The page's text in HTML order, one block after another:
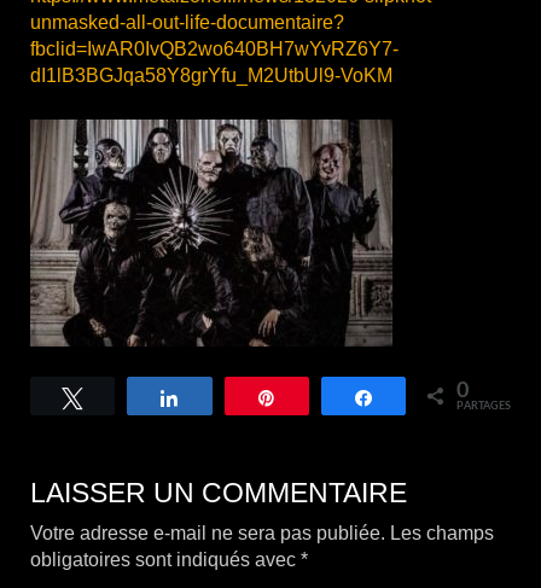
unmasked-all-out-life-documentaire?
fbclid=IwAR0IvQB2wo640BH7wYvRZ6Y7-
dI1lB3BGJqa58Y8grYfu_M2UtbUl9-VoKM
Partagez 0
PARTAGES
LAISSER UN COMMENTAIRE
Votre adresse e-mail ne sera pas publiée. Les champs
obligatoires sont indiqués avec *